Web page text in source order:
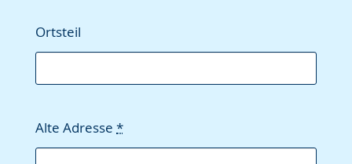
Ortsteil
Alte Adresse *